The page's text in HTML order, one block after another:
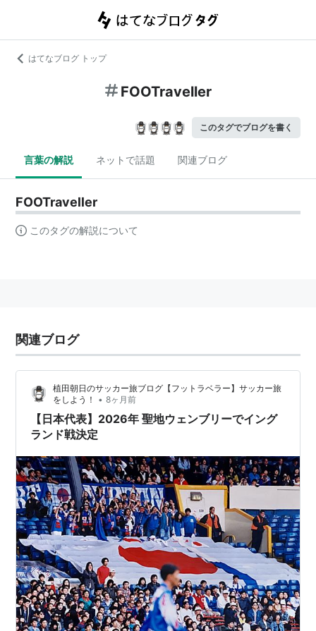
はてなブログ トップ
FOOTraveller
このタグでブログを書く
言葉の解説 ネットで話題 関連ブログ
FOOTraveller
このタグの解説について
関連ブログ
植田朝日のサッカー旅ブログ【フットラベラー】サッカー旅
をしよう！
• 8ヶ月前
【日本代表】2026年 聖地ウェンブリーでイング
ランド戦決定